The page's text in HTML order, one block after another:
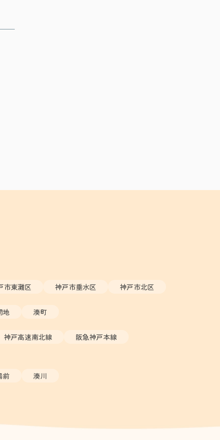
市東灘区 神戸市垂水区 神戸市北区
地 湊町
神戸高速南北線 阪急神戸本線
前 湊川